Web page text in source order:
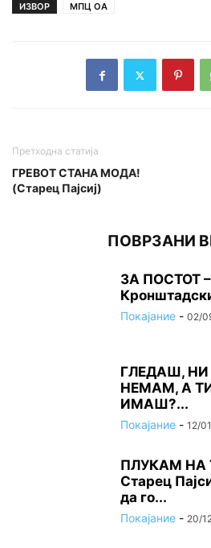
ИЗВОР МПЦ ОА
Претходна статија
ГРЕВОТ СТАНА МОДА!
(Старец Пајсиј)
ПОВРЗАНИ
ЗА ПОСТОТ –
Покајание - 02/
ГЛЕДАШ, НИ
НЕМАМ, А
ИМАШ?...
Покајание - 12/
ПЛУКАМ НА
Старец
да го...
Покајание - 20/